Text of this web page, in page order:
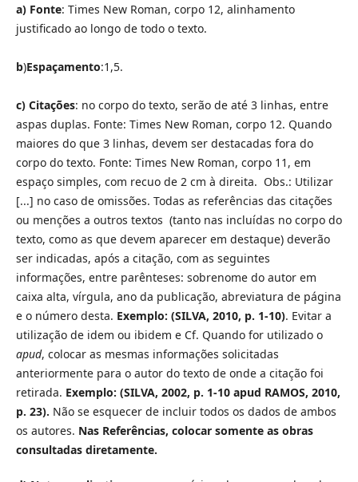
a) Fonte: Times New Roman, corpo 12, alinhamento
justificado ao longo de todo o texto.
b)Espaçamento:1,5.
c) Citações: no corpo do texto, serão de até 3 linhas, entre
aspas duplas. Fonte: Times New Roman, corpo 12. Quando
maiores do que 3 linhas, devem ser destacadas fora do
corpo do texto. Fonte: Times New Roman, corpo 11, em
espaço simples, com recuo de 2 cm à direita. Obs.: Utilizar
[...] no caso de omissões. Todas as referências das citações
ou menções a outros textos (tanto nas incluídas no corpo do
texto, como as que devem aparecer em destaque) deverão
ser indicadas, após a citação, com as seguintes
informações, entre parênteses: sobrenome do autor em
caixa alta, vírgula, ano da publicação, abreviatura de página
e o número desta. Exemplo: (SILVA, 2010, p. 1-10). Evitar a
utilização de idem ou ibidem e Cf. Quando for utilizado o
apud, colocar as mesmas informações solicitadas
anteriormente para o autor do texto de onde a citação foi
retirada. Exemplo: (SILVA, 2002, p. 1-10 apud RAMOS, 2010,
p. 23). Não se esquecer de incluir todos os dados de ambos
os autores. Nas Referências, colocar somente as obras
consultadas diretamente.